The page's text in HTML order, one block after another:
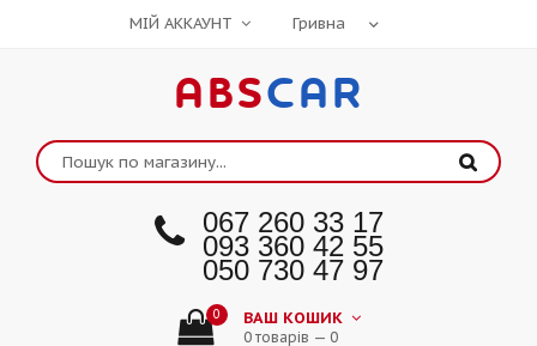
МІЙ АККАУНТ
ABSCAR
067 260 33 17
093 360 42 55
050 730 47 97
0 ВАШ КОШИК
0 товарів — 0